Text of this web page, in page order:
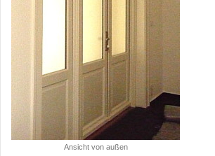
Ansicht von außen